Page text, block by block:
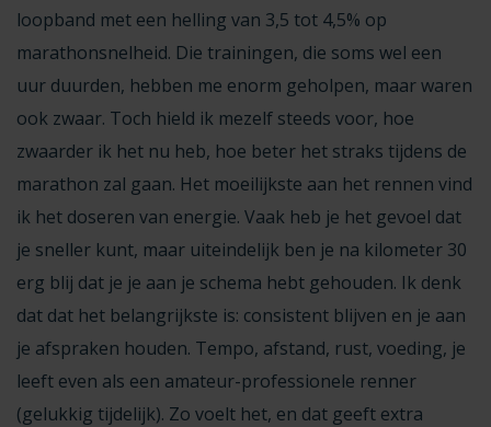
loopband met een helling van 3,5 tot 4,5% op
marathonsnelheid. Die trainingen, die soms wel een
uur duurden, hebben me enorm geholpen, maar waren
ook zwaar. Toch hield ik mezelf steeds voor, hoe
zwaarder ik het nu heb, hoe beter het straks tijdens de
marathon zal gaan. Het moeilijkste aan het rennen vind
ik het doseren van energie. Vaak heb je het gevoel dat
je sneller kunt, maar uiteindelijk ben je na kilometer 30
erg blij dat je je aan je schema hebt gehouden. Ik denk
dat dat het belangrijkste is: consistent blijven en je aan
je afspraken houden. Tempo, afstand, rust, voeding, je
leeft even als een amateur-professionele renner
(gelukkig tijdelijk). Zo voelt het, en dat geeft extra